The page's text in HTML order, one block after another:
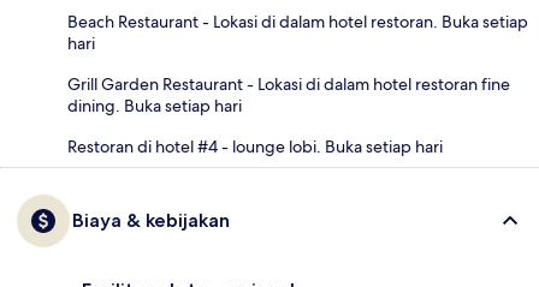
Beach Restaurant - Lokasi di dalam hotel restoran. Buka setiap
hari
Grill Garden Restaurant - Lokasi di dalam hotel restoran fine
dining. Buka setiap hari
Restoran di hotel #4 - lounge lobi. Buka setiap hari
Biaya & kebijakan